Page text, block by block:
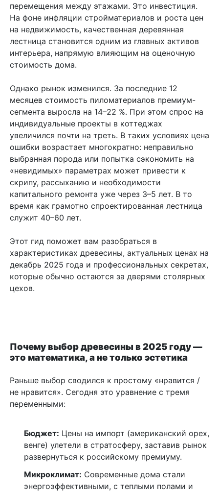
перемещения между этажами. Это инвестиция.
На фоне инфляции стройматериалов и роста цен
на недвижимость, качественная деревянная
лестница становится одним из главных активов
интерьера, напрямую влияющим на оценочную
стоимость дома.
Однако рынок изменился. За последние 12
месяцев стоимость пиломатериалов премиум-
сегмента выросла на 14–22 %. При этом спрос на
индивидуальные проекты в коттеджах
увеличился почти на треть. В таких условиях цена
ошибки возрастает многократно: неправильно
выбранная порода или попытка сэкономить на
«невидимых» параметрах может привести к
скрипу, рассыханию и необходимости
капитального ремонта уже через 3–5 лет. В то
время как грамотно спроектированная лестница
служит 40–60 лет.
Этот гид поможет вам разобраться в
характеристиках древесины, актуальных ценах на
декабрь 2025 года и профессиональных секретах,
которые обычно остаются за дверями столярных
цехов.
Почему выбор древесины в 2025 году —
это математика, а не только эстетика
Раньше выбор сводился к простому «нравится /
не нравится». Сегодня это уравнение с тремя
переменными:
Бюджет: Цены на импорт (американский орех,
венге) улетели в стратосферу, заставив рынок
развернуться к российскому премиуму.
Микроклимат: Современные дома стали
энергоэффективными, с теплыми полами и